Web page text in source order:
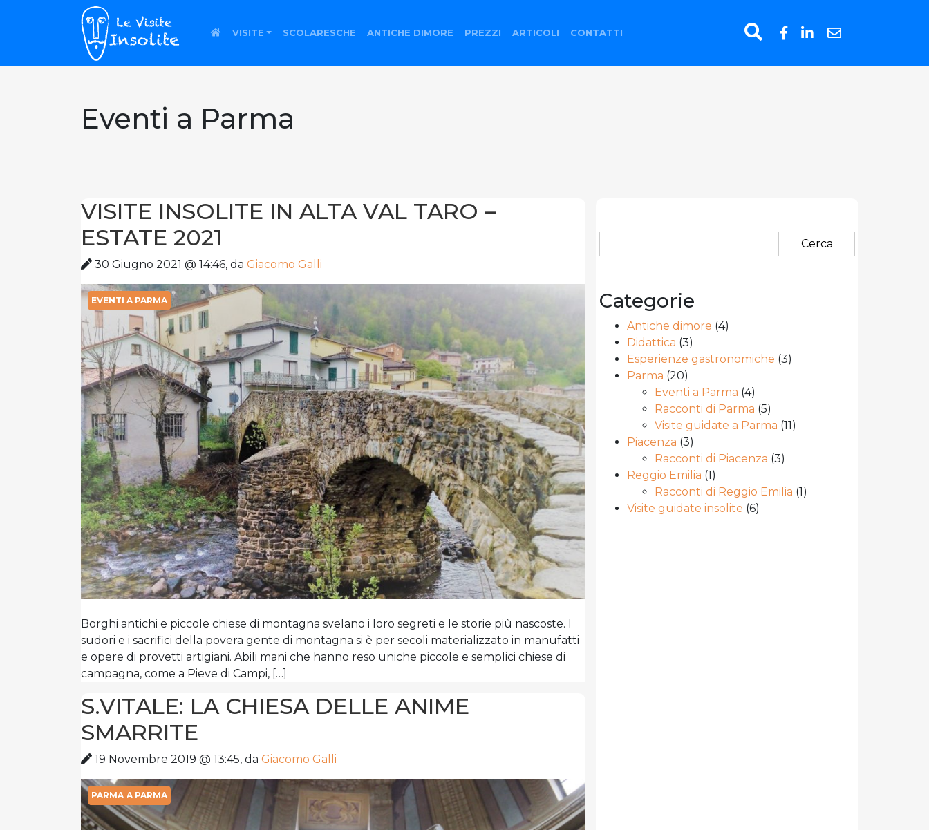
VISITE SCOLARESCHE ANTICHE DIMORE PREZZI ARTICOLI CONTATTI
Eventi a Parma
VISITE INSOLITE IN ALTA VAL TARO –
ESTATE 2021
30 Giugno 2021 @ 14:46, da Giacomo Galli
EVENTI A PARMA
Borghi antichi e piccole chiese di montagna svelano i loro segreti e le storie più nascoste. I
sudori e i sacrifici della povera gente di montagna si è per secoli materializzato in manufatti
e opere di provetti artigiani. Abili mani che hanno reso uniche piccole e semplici chiese di
campagna, come a Pieve di Campi, […]
S.VITALE: LA CHIESA DELLE ANIME
SMARRITE
19 Novembre 2019 @ 13:45, da Giacomo Galli
EVENTI A PARMA
PARMA
per:
Categorie
Antiche dimore (4)
Didattica (3)
Esperienze gastronomiche (3)
Parma (20)
Eventi a Parma (4)
Racconti di Parma (5)
Visite guidate a Parma (11)
Piacenza (3)
Racconti di Piacenza (3)
Reggio Emilia (1)
Racconti di Reggio Emilia (1)
Visite guidate insolite (6)